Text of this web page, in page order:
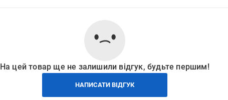
На цей товар ще не залишили відгук, будьте першим!
НАПИСАТИ ВІДГУК